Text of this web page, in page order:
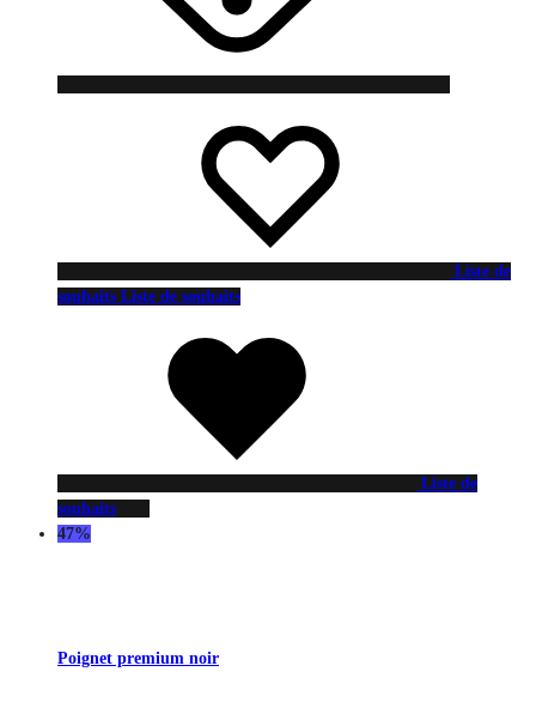
Liste de
souhaits Liste de souhaits
Liste de
souhaits
47%
Poignet premium noir